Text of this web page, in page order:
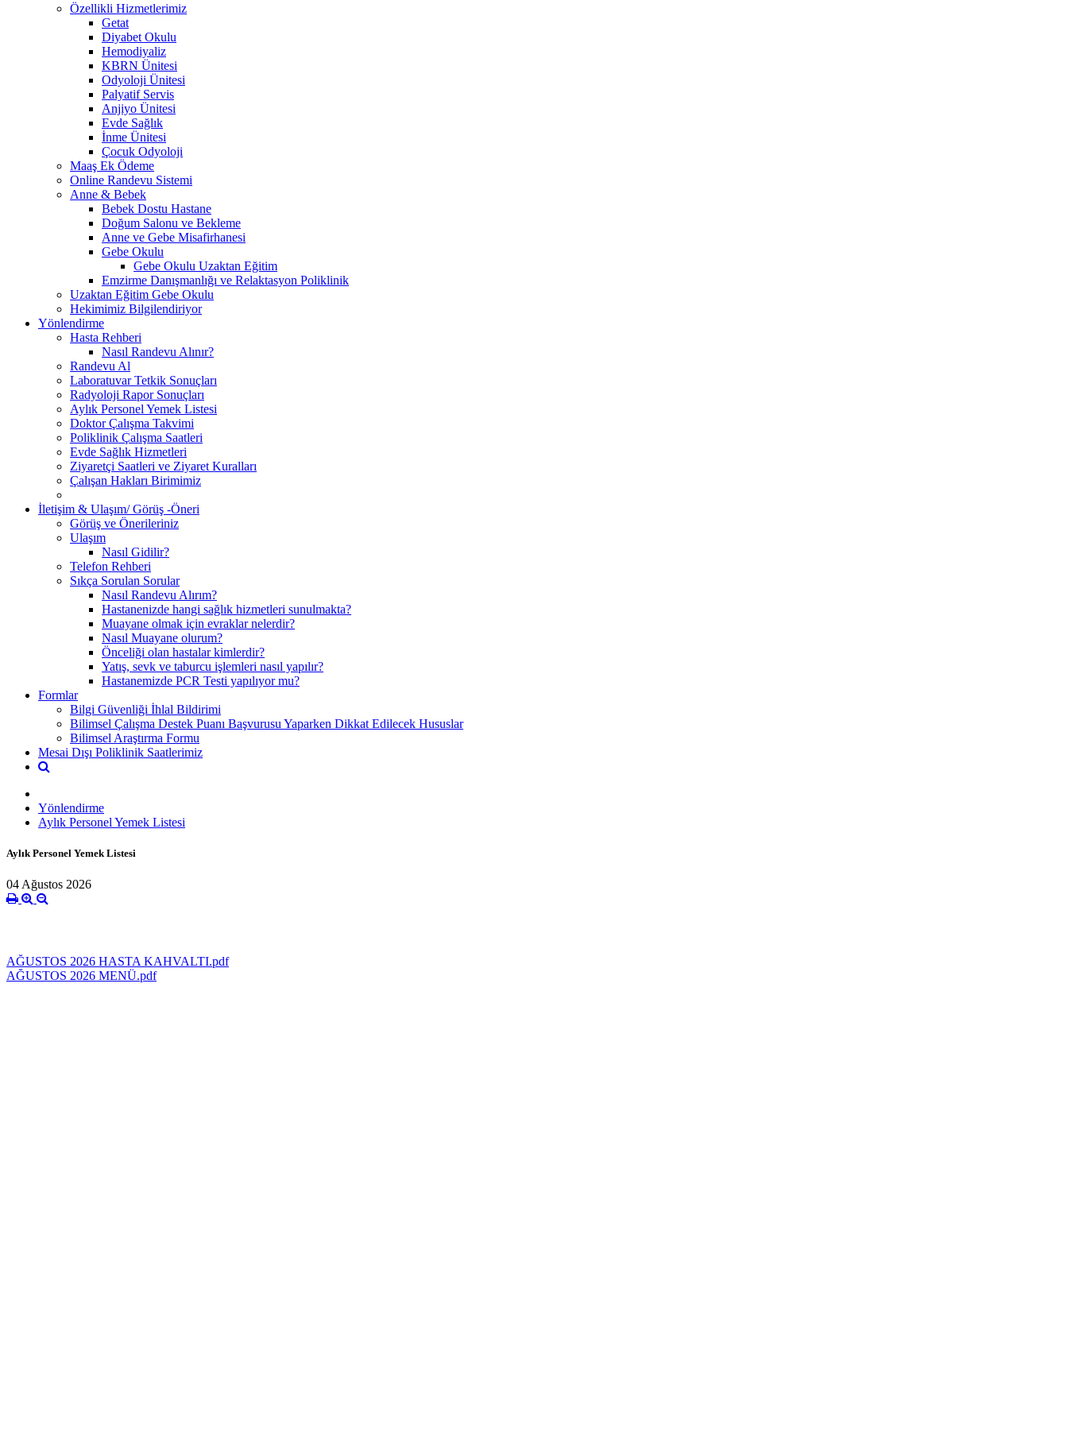
Özellikli Hizmetlerimiz
Getat
Diyabet Okulu
Hemodiyaliz
KBRN Ünitesi
Odyoloji Ünitesi
Palyatif Servis
Anjiyo Ünitesi
Evde Sağlık
İnme Ünitesi
Çocuk Odyoloji
Maaş Ek Ödeme
Online Randevu Sistemi
Anne & Bebek
Bebek Dostu Hastane
Doğum Salonu ve Bekleme
Anne ve Gebe Misafirhanesi
Gebe Okulu
Gebe Okulu Uzaktan Eğitim
Emzirme Danışmanlığı ve Relaktasyon Poliklinik
Uzaktan Eğitim Gebe Okulu
Hekimimiz Bilgilendiriyor
Yönlendirme
Hasta Rehberi
Nasıl Randevu Alınır?
Randevu Al
Laboratuvar Tetkik Sonuçları
Radyoloji Rapor Sonuçları
Aylık Personel Yemek Listesi
Doktor Çalışma Takvimi
Poliklinik Çalışma Saatleri
Evde Sağlık Hizmetleri
Ziyaretçi Saatleri ve Ziyaret Kuralları
Çalışan Hakları Birimimiz
İletişim & Ulaşım/ Görüş -Öneri
Görüş ve Önerileriniz
Ulaşım
Nasıl Gidilir?
Telefon Rehberi
Sıkça Sorulan Sorular
Nasıl Randevu Alırım?
Hastanenizde hangi sağlık hizmetleri sunulmakta?
Muayane olmak için evraklar nelerdir?
Nasıl Muayane olurum?
Önceliği olan hastalar kimlerdir?
Yatış, sevk ve taburcu işlemleri nasıl yapılır?
Hastanemizde PCR Testi yapılıyor mu?
Formlar
Bilgi Güvenliği İhlal Bildirimi
Bilimsel Çalışma Destek Puanı Başvurusu Yaparken Dikkat Edilecek Hususlar
Bilimsel Araştırma Formu
Mesai Dışı Poliklinik Saatlerimiz
Yönlendirme
Aylık Personel Yemek Listesi
Aylık Personel Yemek Listesi
04 Ağustos 2026
AĞUSTOS 2026 HASTA KAHVALTI.pdf
AĞUSTOS 2026 MENÜ.pdf